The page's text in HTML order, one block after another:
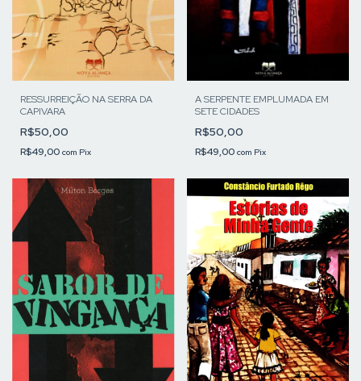
RESSURREIÇÃO NA SERRA DA
CAPIVARA
R$50,00
R$49,00 com Pix
A SERPENTE EMPLUMADA EM
SETE CIDADES
R$50,00
R$49,00 com Pix